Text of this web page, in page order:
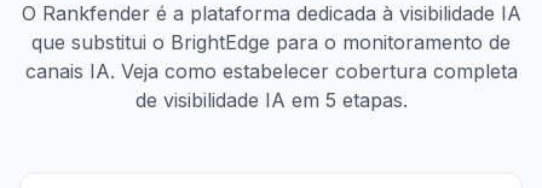
O Rankfender é a plataforma dedicada à visibilidade IA
que substitui o BrightEdge para o monitoramento de
canais IA. Veja como estabelecer cobertura completa
de visibilidade IA em 5 etapas.